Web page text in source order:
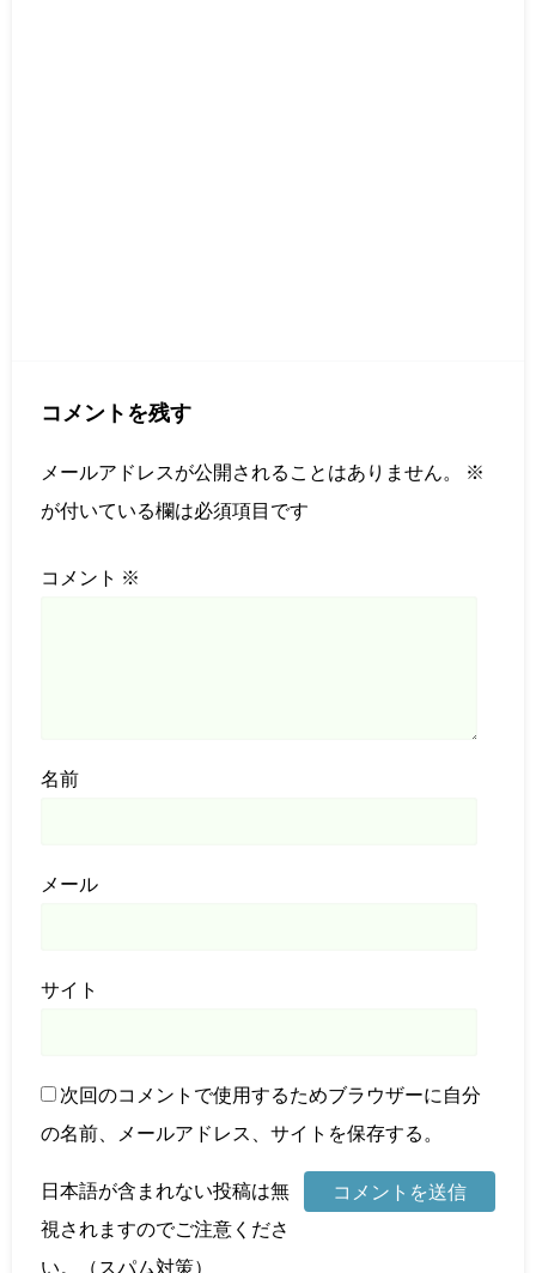
コメントを残す
メールアドレスが公開されることはありません。
※
が付いている欄は必須項目です
コメント ※
名前
メール
サイト
次回のコメントで使用するためブラウザーに自分
の名前、メールアドレス、サイトを保存する。
日本語が含まれない投稿は無
視されますのでご注意くださ
い。（スパム対策）